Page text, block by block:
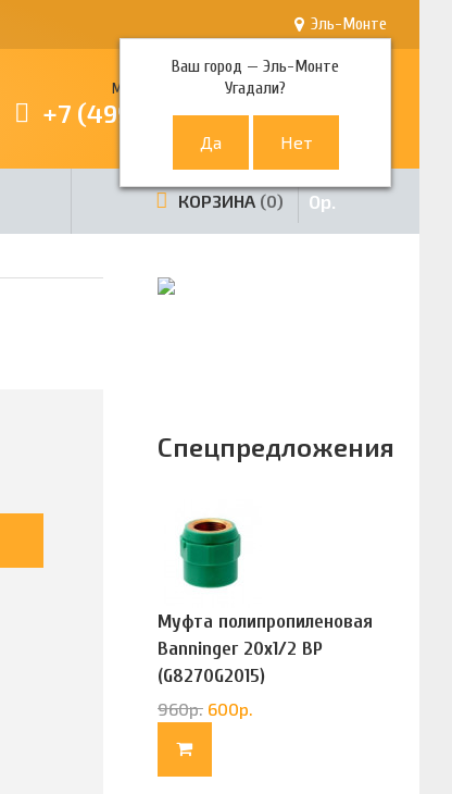
Эль-Монте
Ваш город —Эль-Монте
Угадали?
Многоканальный телефон
+7 (499) 380-80-80
КОРЗИНА 0 0р.
Спецпредложения
Муфта полипропиленовая
Banninger 20х1/2 ВР
(G8270G2015)
960р. 600р.